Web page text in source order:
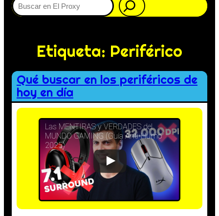
Etiqueta: Periférico
Qué buscar en los periféricos de
hoy en día
Las MENTIRAS y VERDADES del
MUNDO GAMING (Guía Anti-Humo
2025)